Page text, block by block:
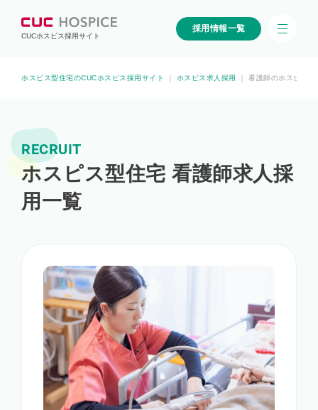
CUCホスピス採用サイト
採用情報一覧
ホスピス型住宅のCUCホスピス採用サイト ホスピス求人採用 看護師のホスピス求
RECRUIT
ホスピス型住宅 看護師求人採
用一覧